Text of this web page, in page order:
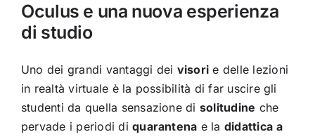
Oculus e una nuova esperienza
di studio
Uno dei grandi vantaggi dei visori e delle lezioni
in realtà virtuale è la possibilità di far uscire gli
studenti da quella sensazione di solitudine che
pervade i periodi diquarantena e la didattica a